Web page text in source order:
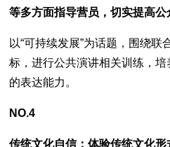
等多方面指导营员，切实提高公
以“可持续发展”为话题，围绕联
标，进行公共演讲相关训练，
的表达能力。
NO.4
传统文化自信：体验传统文化形